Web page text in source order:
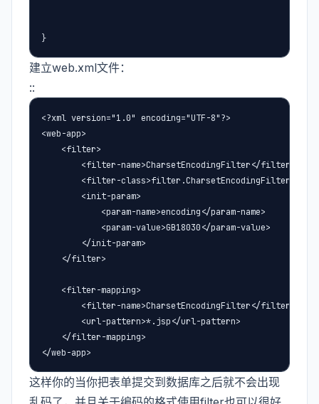
}
建立web.xml文件：
::
<?xml version="1.0" encoding="UTF-8"?>
<web-app>
    <filter>
<filter-name>CharsetEncodingFilter</filter-
<filter-class>filter.CharsetEncodingFilter</
        <init-param>
            <param-name>encoding</param-name>
            <param-value>GB18030</param-value>
        </init-param>
    </filter>
    <filter-mapping>
<filter-name>CharsetEncodingFilter</filter-
        <url-pattern>*.jsp</url-pattern>
    </filter-mapping>
</web-app>
这样你的当你把表单提交到数据库之后就不会出现